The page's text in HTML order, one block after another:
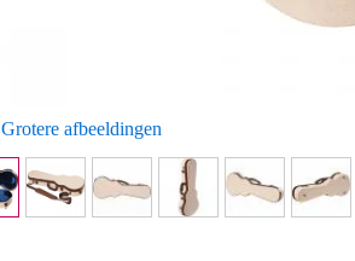
Grotere afbeeldingen